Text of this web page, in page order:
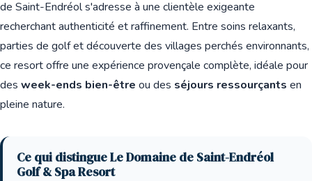
de Saint-Endréol s'adresse à une clientèle exigeante
recherchant authenticité et raffinement. Entre soins relaxants,
parties de golf et découverte des villages perchés environnants,
ce resort offre une expérience provençale complète, idéale pour
des week-ends bien-être ou des séjours ressourçants en
pleine nature.
Ce qui distingue Le Domaine de Saint-Endréol
Golf & Spa Resort